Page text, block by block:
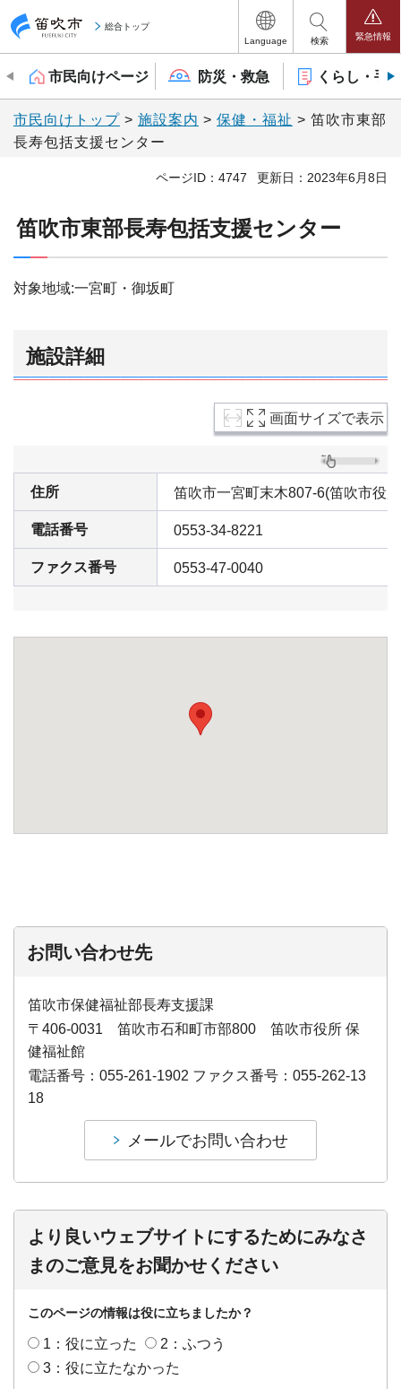
笛吹市
総合トップ
Language
検索 緊急情報
市民向けページ 防災・救急 くらし・手
市民向けトップ > 施設案内 > 保健・福祉 > 笛吹市東部
長寿包括支援センター
ページID：4747 更新日：2023年6月8日
笛吹市東部長寿包括支援センター
対象地域:一宮町・御坂町
施設詳細
画面サイズで表示
住所 笛吹市一宮町末木807-6(笛吹市役
電話番号 0553-34-8221
ファクス番号 0553-47-0040
お問い合わせ先
笛吹市保健福祉部長寿支援課
〒406-0031 笛吹市石和町市部800 笛吹市役所 保
健福祉館
電話番号：055-261-1902 ファクス番号：055-262-13
18
より良いウェブサイトにするためにみなさ
まのご意見をお聞かせください
このページの情報は役に立ちましたか？
1：役に立った
2：ふつう
3：役に立たなかった